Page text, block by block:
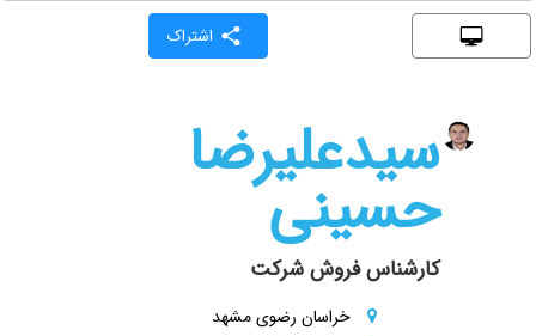
اشتراک
سیدعلیرضا
حسینی
کارشناس فروش شرکت
خراسان رضوی مشهد